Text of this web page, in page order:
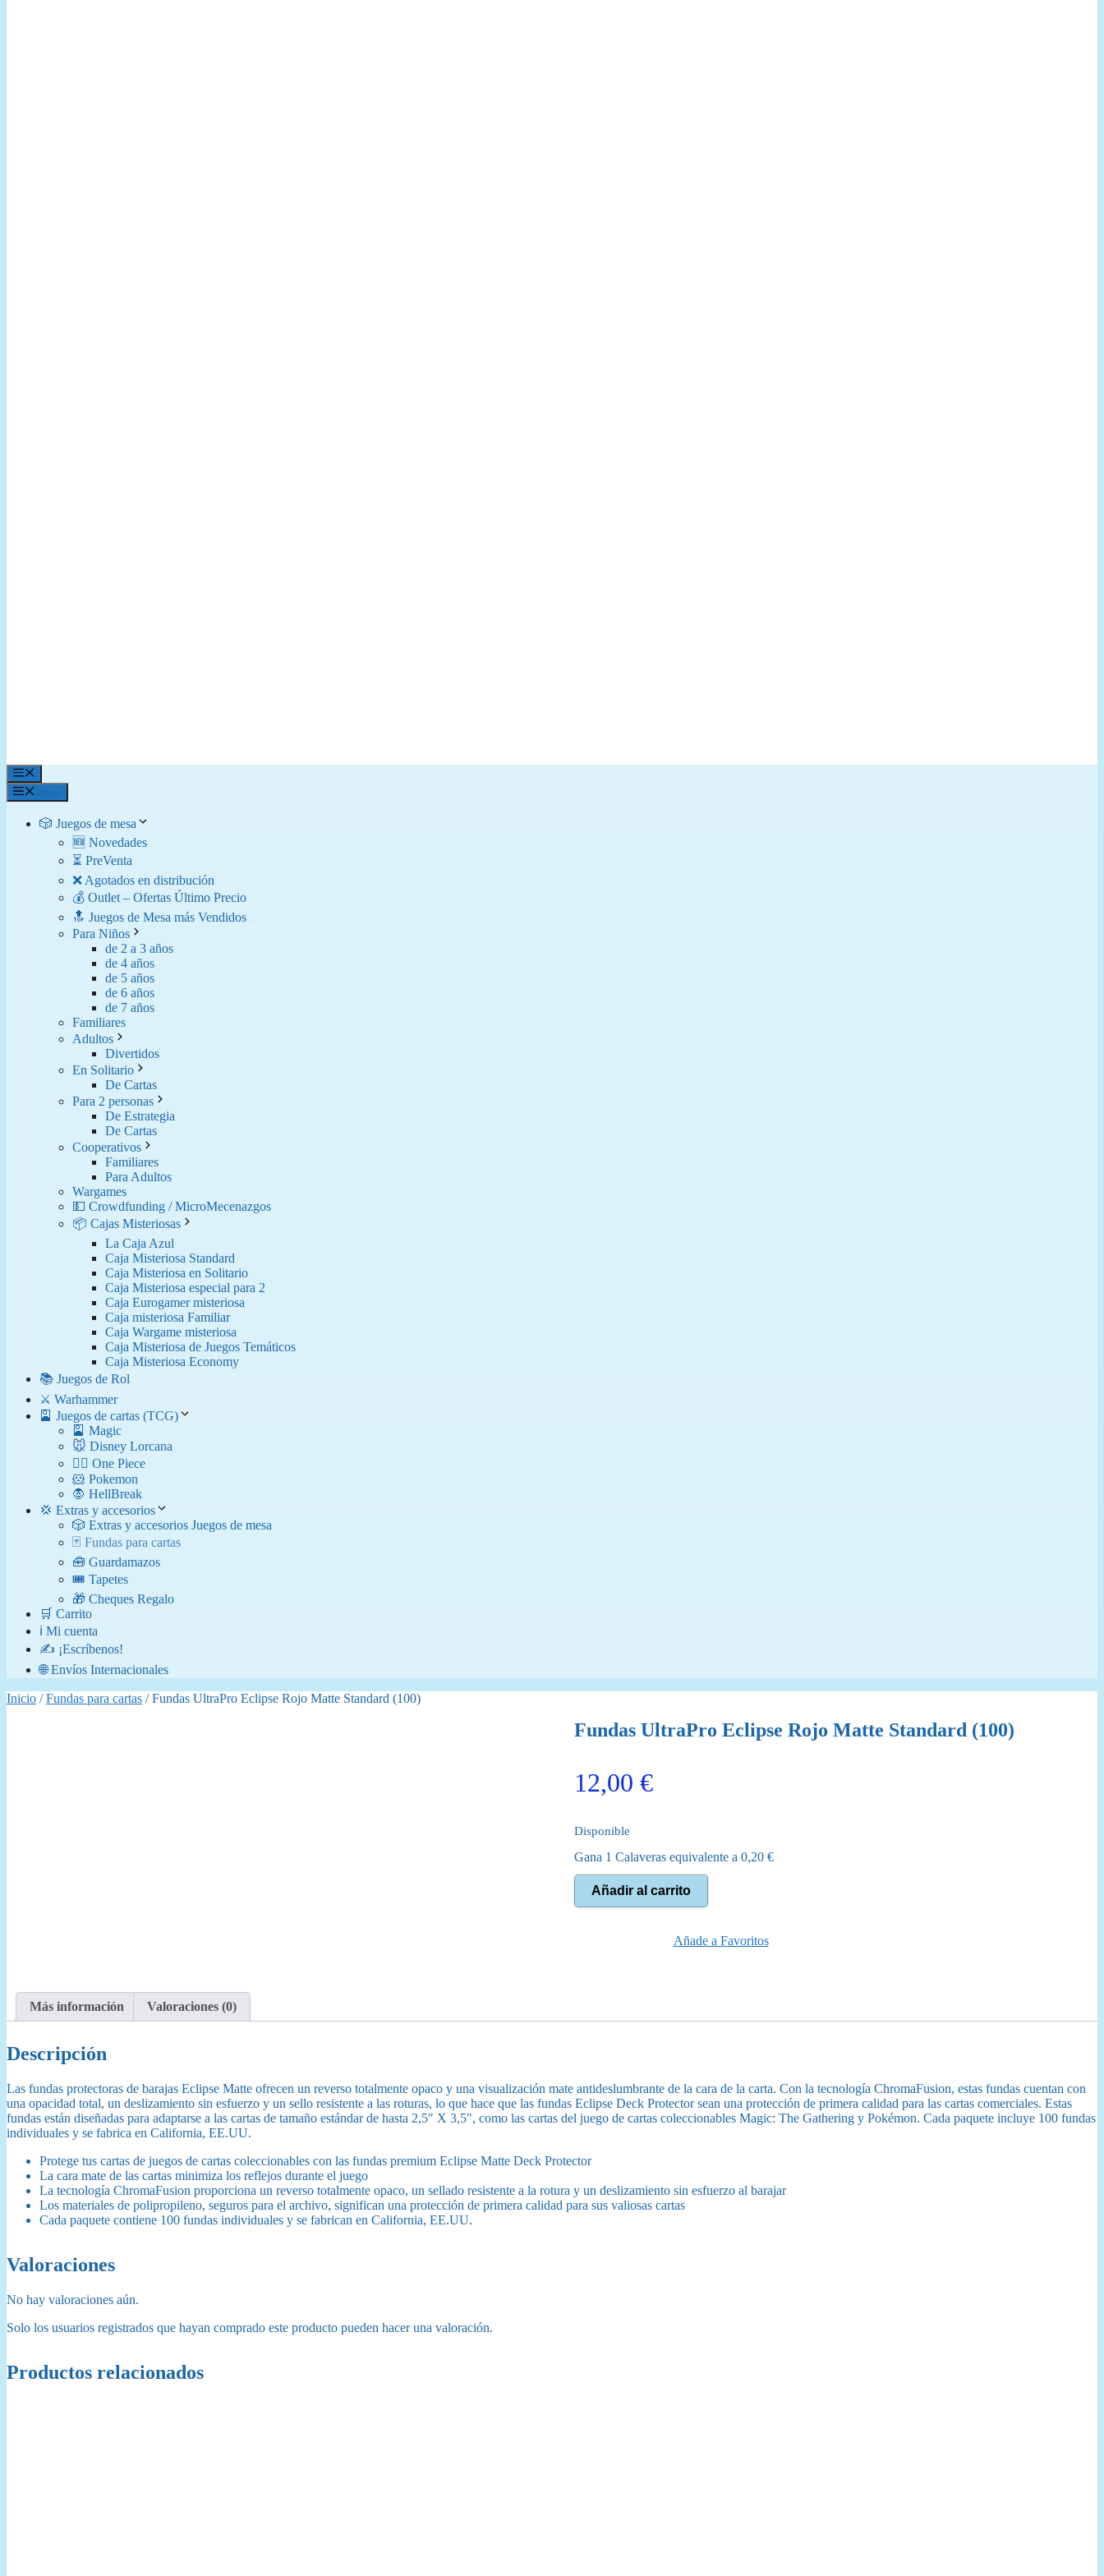
Menú
🎲 Juegos de mesa
🆕 Novedades
⏳ PreVenta
❌ Agotados en distribución
💰 Outlet – Ofertas Último Precio
🔝 Juegos de Mesa más Vendidos
Para Niños
de 2 a 3 años
de 4 años
de 5 años
de 6 años
de 7 años
Familiares
Adultos
Divertidos
En Solitario
De Cartas
Para 2 personas
De Estrategia
De Cartas
Cooperativos
Familiares
Para Adultos
Wargames
💵 Crowdfunding / MicroMecenazgos
📦 Cajas Misteriosas
La Caja Azul
Caja Misteriosa Standard
Caja Misteriosa en Solitario
Caja Misteriosa especial para 2
Caja Eurogamer misteriosa
Caja misteriosa Familiar
Caja Wargame misteriosa
Caja Misteriosa de Juegos Temáticos
Caja Misteriosa Economy
📚 Juegos de Rol
⚔️ Warhammer
🎴 Juegos de cartas (TCG)
🎴 Magic
🐭 Disney Lorcana
🏴‍☠️ One Piece
🐹 Pokemon
🧛​ HellBreak
💢 Extras y accesorios
🎲 Extras y accesorios Juegos de mesa
🃏 Fundas para cartas
🧰 Guardamazos
🎟️ Tapetes
🎁 Cheques Regalo
🛒 Carrito
ℹ️ Mi cuenta
✍️ ¡Escríbenos!
🌐 Envíos Internacionales
Inicio /Fundas para cartas / Fundas UltraPro Eclipse Rojo Matte Standard (100)
Fundas UltraPro Eclipse Rojo Matte Standard (100)
12,00 €
Disponible
Gana 1 Calaveras equivalente a 0,20 €
Fundas
UltraPro
Eclipse
Añadir al carrito
Añade a Favoritos
Más información Valoraciones (0)
Descripción
Las fundas protectoras de barajas Eclipse Matte ofrecen un reverso totalmente opaco y una visualización mate antideslumbrante de la cara de la carta. Con la tecnología ChromaFusion, estas fundas cuentan con
una opacidad total, un deslizamiento sin esfuerzo y un sello resistente a las roturas, lo que hace que las fundas Eclipse Deck Protector sean una protección de primera calidad para las cartas comerciales. Estas
fundas están diseñadas para adaptarse a las cartas de tamaño estándar de hasta 2,5″ X 3,5″, como las cartas del juego de cartas coleccionables Magic: The Gathering y Pokémon. Cada paquete incluye 100 fundas
individuales y se fabrica en California, EE.UU.
Protege tus cartas de juegos de cartas coleccionables con las fundas premium Eclipse Matte Deck Protector
La cara mate de las cartas minimiza los reflejos durante el juego
La tecnología ChromaFusion proporciona un reverso totalmente opaco, un sellado resistente a la rotura y un deslizamiento sin esfuerzo al barajar
Los materiales de polipropileno, seguros para el archivo, significan una protección de primera calidad para sus valiosas cartas
Cada paquete contiene 100 fundas individuales y se fabrican en California, EE.UU.
Valoraciones
No hay valoraciones aún.
Solo los usuarios registrados que hayan comprado este producto pueden hacer una valoración.
Productos relacionados